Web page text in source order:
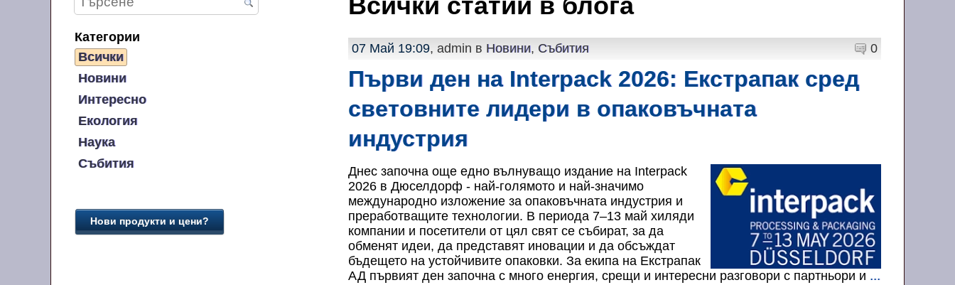
Категории
Всички
Новини
Интересно
Екология
Наука
Събития
0
07 Май 19:09, admin в Новини, Събития
Първи ден на Interpack 2026: Екстрапак сред
световните лидери в опаковъчната
индустрия
Днес започна още едно вълнуващо издание на Interpack
2026 в Дюселдорф - най-голямото и най-значимо
международно изложение за опаковъчната индустрия и
преработващите технологии. В периода 7–13 май хиляди
компании и посетители от цял свят се събират, за да
обменят идеи, да представят иновации и да обсъждат
бъдещето на устойчивите опаковки. За екипа на Екстрапак
АД първият ден започна с много енергия, срещи и интересни разговори с партньори и ...